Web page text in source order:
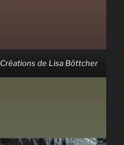
Créations de Lisa Böttcher